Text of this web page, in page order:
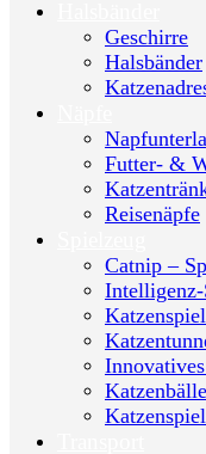
Geschirre
Halsbänder
Futter- &
Reisenäpfe
Catnip –
Katzenbälle